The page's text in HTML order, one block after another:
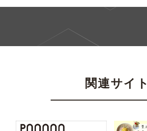
関連サイト